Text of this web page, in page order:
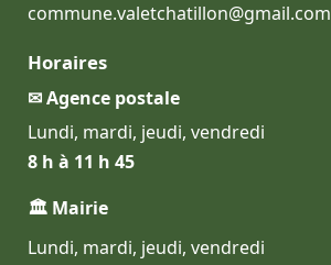
commune.valetchatillon@gmail.com
Horaires
✉ Agence postale
Lundi, mardi, jeudi, vendredi
8 h à 11 h 45
🏛 Mairie
Lundi, mardi, jeudi, vendredi